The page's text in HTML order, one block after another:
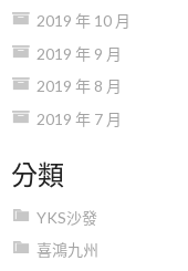
2019 年 10 月
2019 年 9 月
2019 年 8 月
2019 年 7 月
分類
YKS沙發
喜鴻九州